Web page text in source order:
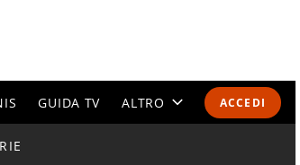
ACCEDI
GUIDA TV ALTRO